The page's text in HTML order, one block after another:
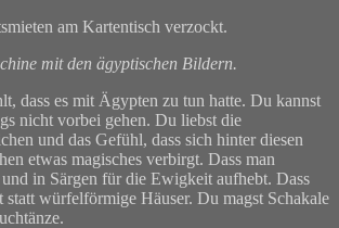
am Kartentisch verzockt.
mit den ägyptischen Bildern.
dass es mit Ägypten zu tun hatte. Du kannst
nicht vorbei gehen. Du liebst die
und das Gefühl, dass sich hinter diesen
etwas magisches verbirgt. Dass man
in Särgen für die Ewigkeit aufhebt. Dass
statt würfelförmige Häuser. Du magst Schakale